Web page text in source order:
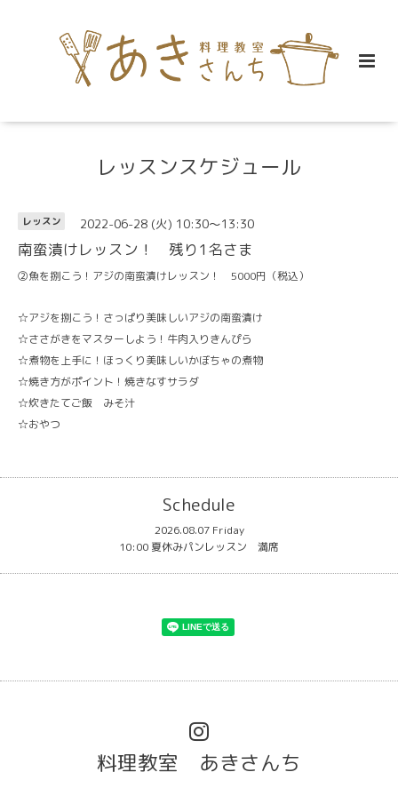
レッスンスケジュール
レッスン 2022-06-28 (火) 10:30～13:30
南蛮漬けレッスン！ 残り1名さま
②魚を捌こう！アジの南蛮漬けレッスン！ 5000円（税込）
☆アジを捌こう！さっぱり美味しいアジの南蛮漬け
☆ささがきをマスターしよう！牛肉入りきんぴら
☆煮物を上手に！ほっくり美味しいかぼちゃの煮物
☆焼き方がポイント！焼きなすサラダ
☆炊きたてご飯 みそ汁
☆おやつ
Schedule
2026.08.07 Friday
10:00 夏休みパンレッスン 満席
料理教室 あきさんち